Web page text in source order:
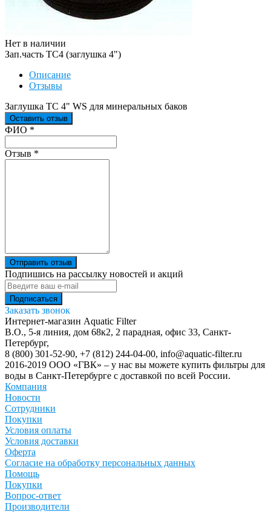
Нет в наличии
Зап.часть TC4 (заглушка 4")
Описание
Отзывы
Заглушка ТС 4" WS для минеральных баков
Оставить отзыв
Ваш отзыв был отправлен!
ФИО *
Отзыв *
Отправить отзыв
Подпишись на рассылку новостей и акций
Заказать звонок
Интернет-магазин Aquatic Filter
В.О., 5-я линия, дом 68к2, 2 парадная, офис 33, Санкт-
Петербург,
8 (800) 301-52-90, +7 (812) 244-04-00, info@aquatic-filter.ru
2016-2019 ООО «ГВК» – у нас вы можете купить фильтры для
воды в Санкт-Петербурге с доставкой по всей России.
Компания
Новости
Сотрудники
Покупки
Условия оплаты
Условия доставки
Оферта
Согласие на обработку персональных данных
Помощь
Покупки
Вопрос-ответ
Производители